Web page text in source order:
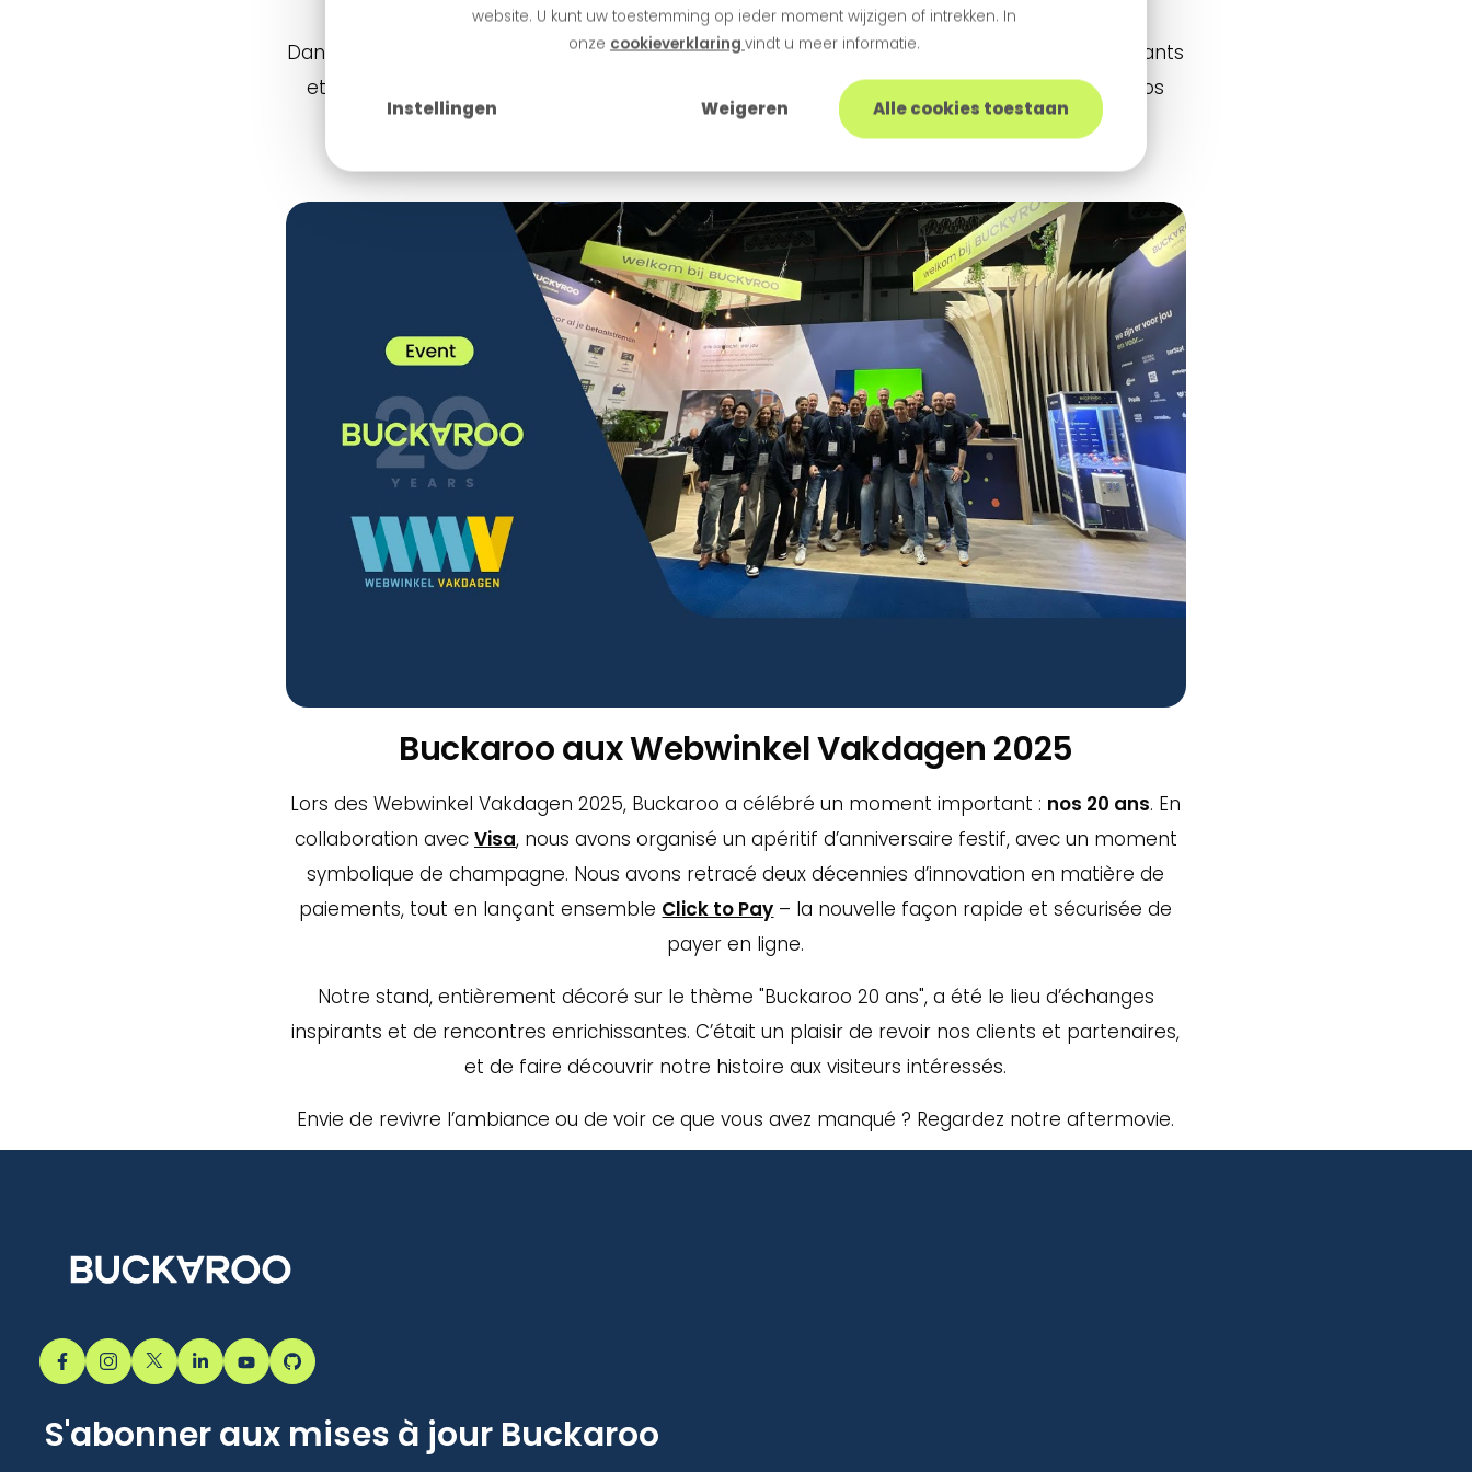
website. U kunt uw toestemming op ieder moment wijzigen of intrekken. In
onze cookieverklaring vindt u meer informatie.
Instellingen Weigeren Alle cookies toestaan
Dans les semaines à venir, nous partagerons des actions spéciales, des témoignages inspirants
et des conseils pratiques sur
. Gardez un œil sur notre newsletter et nos
canaux sociaux !
Buckaroo aux Webwinkel Vakdagen 2025
Lors des Webwinkel Vakdagen 2025, Buckaroo a célébré un moment important : nos 20 ans. En
collaboration avec Visa, nous avons organisé un apéritif d’anniversaire festif, avec un moment
symbolique de champagne. Nous avons retracé deux décennies d’innovation en matière de
paiements, tout en lançant ensemble Click to Pay – la nouvelle façon rapide et sécurisée de
payer en ligne.
Notre stand, entièrement décoré sur le thème "Buckaroo 20 ans", a été le lieu d’échanges
inspirants et de rencontres enrichissantes. C’était un plaisir de revoir nos clients et partenaires,
et de faire découvrir notre histoire aux visiteurs intéressés.
Envie de revivre l’ambiance ou de voir ce que vous avez manqué ? Regardez notre aftermovie.
S'abonner aux mises à jour Buckaroo